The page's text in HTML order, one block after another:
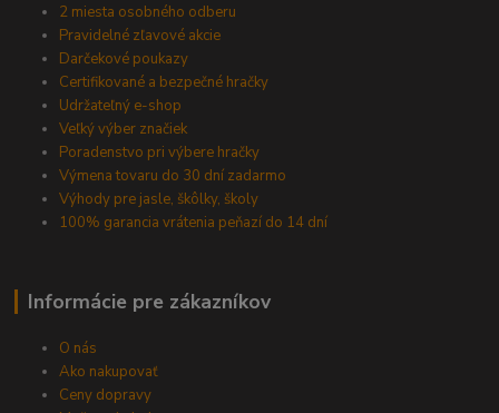
2 miesta osobného odberu
Pravidelné zľavové akcie
Darčekové poukazy
Certifikované a bezpečné hračky
Udržateľný e-shop
Veľký výber značiek
Poradenstvo pri výbere hračky
Výmena tovaru do 30 dní zadarmo
Výhody pre jasle, škôlky, školy
100% garancia vrátenia peňazí do 14 dní
Informácie pre zákazníkov
O nás
Ako nakupovať
Ceny dopravy